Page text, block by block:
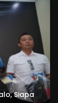
Siapa